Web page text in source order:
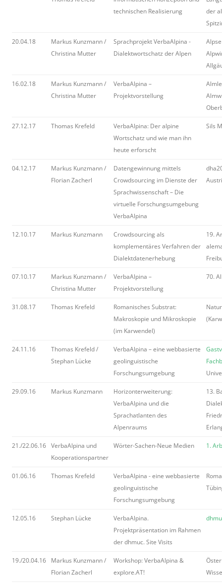
technischen Realisierung
der
20.04.18
Markus Kunzmann /
Christina Mutter
Sprachprojekt VerbaAlpina -
Dialektwortschatz der Alpen
16.02.18
Markus Kunzmann /
Christina Mutter
VerbaAlpina –
Projektvorstellung
27.12.17 Thomas Krefeld
VerbaAlpina: Der alpine
Wortschatz und wie man ihn
heute erforscht
Sils
04.12.17
Markus Kunzmann /
Florian Zacherl
Datengewinnung mittels
Crowdsourcing im Dienste der
Sprachwissenschaft – Die
virtuelle Forschungsumgebung
VerbaAlpina
12.10.17 Markus Kunzmann
Crowdsourcing als
komplementäres Verfahren der
Dialektdatenerhebung
19.
07.10.17
Markus Kunzmann /
Christina Mutter
VerbaAlpina –
Projektvorstellung
70.
31.08.17 Thomas Krefeld
Romanisches Substrat:
Makroskopie und Mikroskopie
(im Karwendel)
24.11.16
Thomas Krefeld /
Stephan Lücke
VerbaAlpina – eine webbasierte
geolinguistische
Forschungsumgebung
29.09.16 Markus Kunzmann
Horizonterweiterung:
VerbaAlpina und die
Sprachatlanten des
Alpenraums
13.
21./22.06.16 VerbaAlpina und
Kooperationspartner
Wörter-Sachen-Neue Medien 1.
01.06.16 Thomas Krefeld
VerbaAlpina - eine webbasierte
geolinguistische
Forschungsumgebung
12.05.16 Stephan Lücke
VerbaAlpina.
Projektpräsentation im Rahmen
der dhmuc. Site Visits
19./20.04.16
Markus Kunzmann /
Florian Zacherl
Workshop: VerbaAlpina &
explore.AT!